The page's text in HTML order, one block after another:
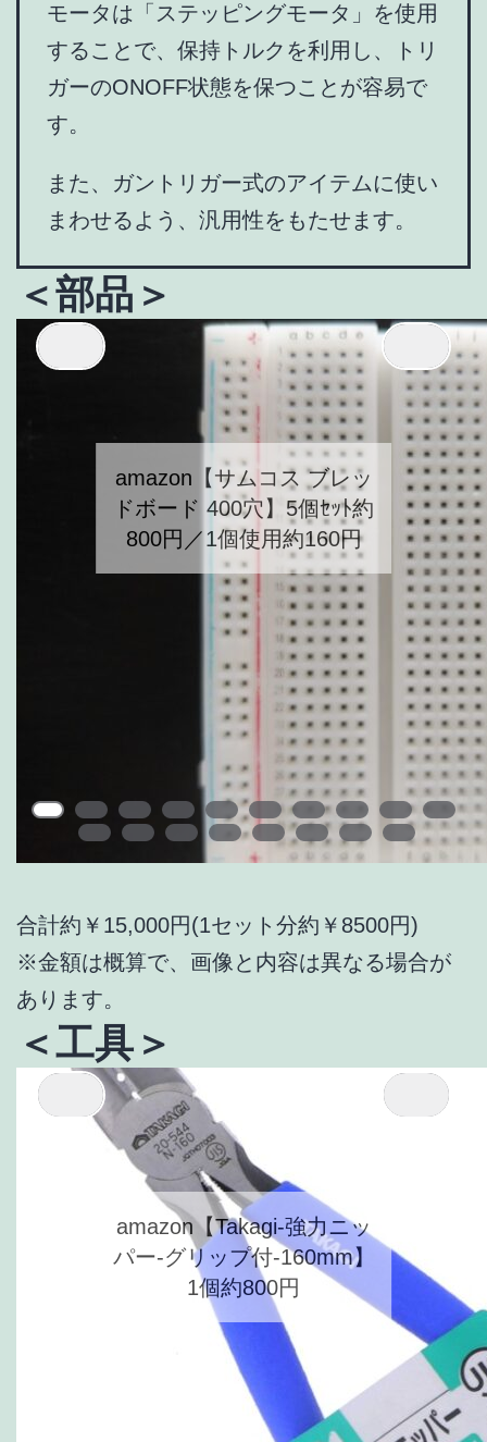
モータは「ステッピングモータ」を使用
することで、保持トルクを利用し、トリ
ガーのONOFF状態を保つことが容易で
す。
また、ガントリガー式のアイテムに使い
まわせるよう、汎用性をもたせます。
＜部品＞
amazon【サムコス ブレッ
ドボード 400穴】5個ｾｯﾄ約
800円／1個使用約160円
合計約￥15,000円(1セット分約￥8500円)
※金額は概算で、画像と内容は異なる場合が
あります。
＜工具＞
amazon【Takagi-強力ニッ
パー-グリップ付-160mm】
1個約800円